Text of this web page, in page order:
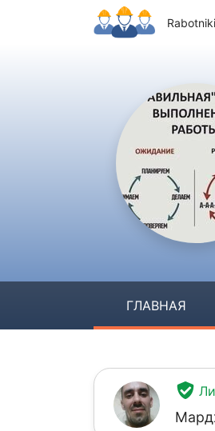
ГЛАВНАЯ